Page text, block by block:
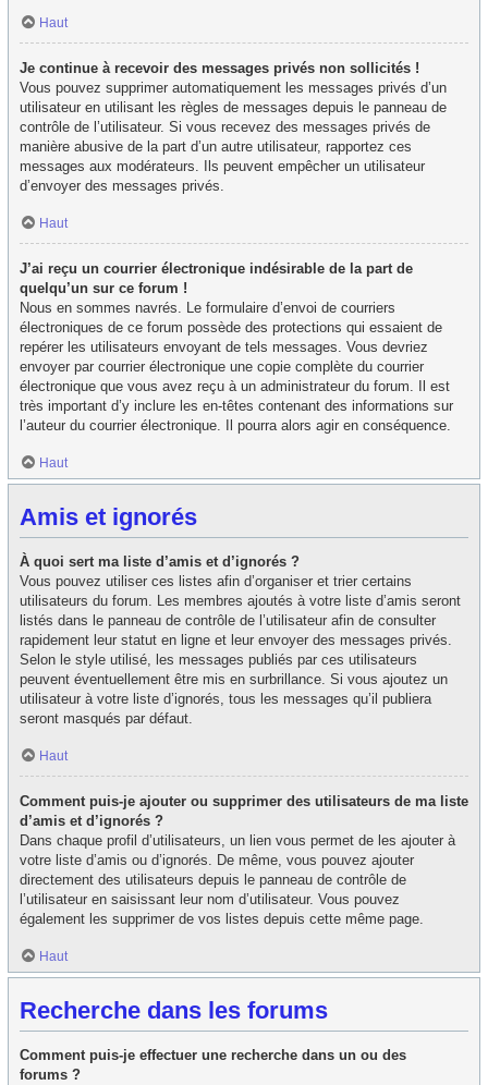
Haut
Je continue à recevoir des messages privés non sollicités !
Vous pouvez supprimer automatiquement les messages privés d’un
utilisateur en utilisant les règles de messages depuis le panneau de
contrôle de l’utilisateur. Si vous recevez des messages privés de
manière abusive de la part d’un autre utilisateur, rapportez ces
messages aux modérateurs. Ils peuvent empêcher un utilisateur
d’envoyer des messages privés.
Haut
J’ai reçu un courrier électronique indésirable de la part de
quelqu’un sur ce forum !
Nous en sommes navrés. Le formulaire d’envoi de courriers
électroniques de ce forum possède des protections qui essaient de
repérer les utilisateurs envoyant de tels messages. Vous devriez
envoyer par courrier électronique une copie complète du courrier
électronique que vous avez reçu à un administrateur du forum. Il est
très important d’y inclure les en-têtes contenant des informations sur
l’auteur du courrier électronique. Il pourra alors agir en conséquence.
Haut
Amis et ignorés
À quoi sert ma liste d’amis et d’ignorés ?
Vous pouvez utiliser ces listes afin d’organiser et trier certains
utilisateurs du forum. Les membres ajoutés à votre liste d’amis seront
listés dans le panneau de contrôle de l’utilisateur afin de consulter
rapidement leur statut en ligne et leur envoyer des messages privés.
Selon le style utilisé, les messages publiés par ces utilisateurs
peuvent éventuellement être mis en surbrillance. Si vous ajoutez un
utilisateur à votre liste d’ignorés, tous les messages qu’il publiera
seront masqués par défaut.
Haut
Comment puis-je ajouter ou supprimer des utilisateurs de ma liste
d’amis et d’ignorés ?
Dans chaque profil d’utilisateurs, un lien vous permet de les ajouter à
votre liste d’amis ou d’ignorés. De même, vous pouvez ajouter
directement des utilisateurs depuis le panneau de contrôle de
l’utilisateur en saisissant leur nom d’utilisateur. Vous pouvez
également les supprimer de vos listes depuis cette même page.
Haut
Recherche dans les forums
Comment puis-je effectuer une recherche dans un ou des
forums ?